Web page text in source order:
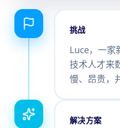
挑战
Luce，一家
技术人才来
慢、昂贵，
解决方案